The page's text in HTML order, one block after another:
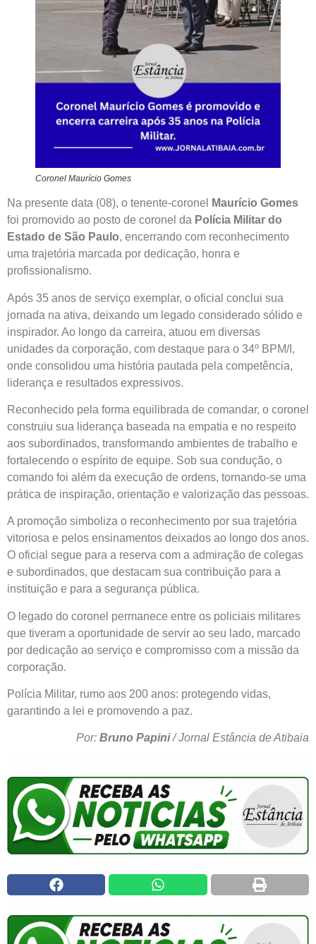
Coronel Maurício Gomes
Na presente data (08), o tenente-coronel
Maurício Gomes
foi promovido ao posto de coronel da Polícia Militar do
Estado de São Paulo, encerrando com reconhecimento
uma trajetória marcada por dedicação, honra e
profissionalismo.
Após 35 anos de serviço exemplar, o oficial conclui sua
jornada na ativa, deixando um legado considerado sólido e
inspirador. Ao longo da carreira, atuou em diversas
unidades da corporação, com destaque para o 34º BPM/I,
onde consolidou uma história pautada pela competência,
liderança e resultados expressivos.
Reconhecido pela forma equilibrada de comandar, o coronel
construiu sua liderança baseada na empatia e no respeito
aos subordinados, transformando ambientes de trabalho e
fortalecendo o espírito de equipe. Sob sua condução, o
comando foi além da execução de ordens, tornando-se uma
prática de inspiração, orientação e valorização das pessoas.
A promoção simboliza o reconhecimento por sua trajetória
vitoriosa e pelos ensinamentos deixados ao longo dos anos.
O oficial segue para a reserva com a admiração de colegas
e subordinados, que destacam sua contribuição para a
instituição e para a segurança pública.
O legado do coronel permanece entre os policiais militares
que tiveram a oportunidade de servir ao seu lado, marcado
por dedicação ao serviço e compromisso com a missão da
corporação.
Polícia Militar, rumo aos 200 anos: protegendo vidas,
garantindo a lei e promovendo a paz.
Por: Bruno Papini/ Jornal Estância de Atibaia